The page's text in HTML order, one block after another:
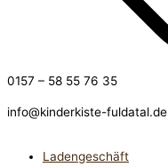
0157 – 58 55 76 35
info@kinderkiste-fuldatal.de
Ladengeschäft